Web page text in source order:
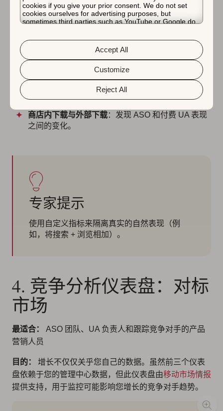
cookies if you give your prior consent. We do not set
cookies ourselves for advertising purposes, but
sometimes third parties such as YouTube or Google do.
about the protection of your personal data and the
different cookies we use, please read our
&Privacy Policy. You can customize your cookie settings
and preferences by clicking the “Customize” button.
Reject All
Customize
Accept All
关键报告及其解读：
表现，并发现异常的峰值或下降。
下载趋势和份额：了解每个商店如何促进增长。这有
助于设定 OKR 或调整预算。
：跟踪增长是来自更高的可见性（曝光
量）、安装量的提升还是更好的转化。
商店内下载与外部下载：发现 ASO 和付费 UA 表现
之间的变化。
专家提示
使用自定义指标来隔离真实的自然表现（例
如，将搜索 + 浏览相加）。
4. 竞争分析仪表盘：对标
市场
最适合：
ASO 团队、UA 负责人和跟踪竞争对手的产品
营销人员
目的：
增长不仅仅关乎您自己的数据。虽然前三个仪表
盘依赖于您的管理中心数据，但此仪表盘由移动市场情报
提供支持，用于监控可能影响您增长的竞争对手趋势。